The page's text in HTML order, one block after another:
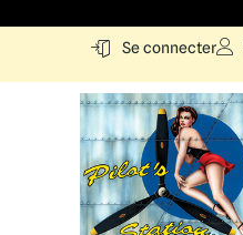
Se connecter